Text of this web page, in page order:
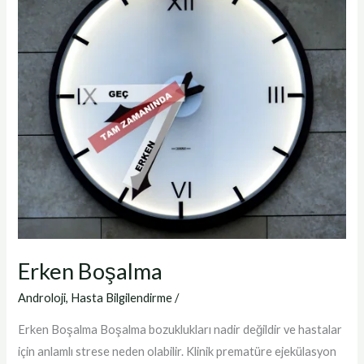
Erken Boşalma
Androloji, Hasta Bilgilendirme/
Erken Boşalma Boşalma bozuklukları nadir değildir ve hastalar
için anlamlı strese neden olabilir. Klinik prematüre ejekülasyon